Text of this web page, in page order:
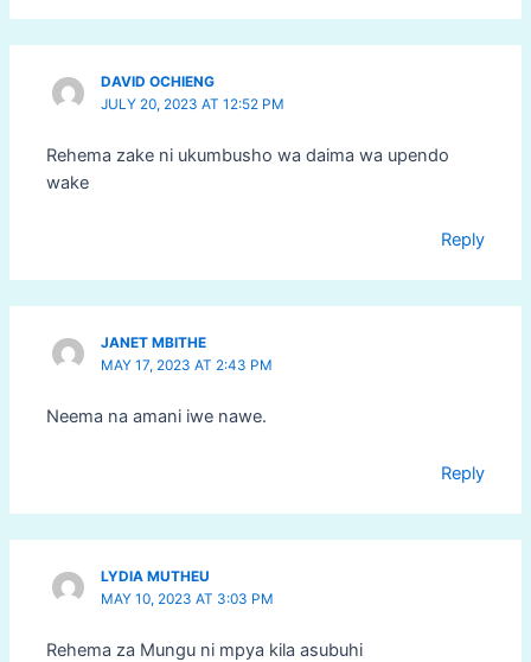
DAVID OCHIENG
JULY 20, 2023 AT 12:52 PM
Rehema zake ni ukumbusho wa daima wa upendo
wake
Reply
JANET MBITHE
MAY 17, 2023 AT 2:43 PM
Neema na amani iwe nawe.
Reply
LYDIA MUTHEU
MAY 10, 2023 AT 3:03 PM
Rehema za Mungu ni mpya kila asubuhi